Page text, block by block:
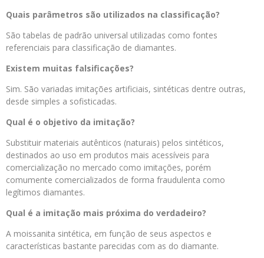
Quais parâmetros são utilizados na classificação?
São tabelas de padrão universal utilizadas como fontes
referenciais para classificação de diamantes.
Existem muitas falsificações?
Sim. São variadas imitações artificiais, sintéticas dentre outras,
desde simples a sofisticadas.
Qual é o objetivo da imitação?
Substituir materiais autênticos (naturais) pelos sintéticos,
destinados ao uso em produtos mais acessíveis para
comercialização no mercado como imitações, porém
comumente comercializados de forma fraudulenta como
legítimos diamantes.
Qual é a imitação mais próxima do verdadeiro?
A moissanita sintética, em função de seus aspectos e
características bastante parecidas com as do diamante.